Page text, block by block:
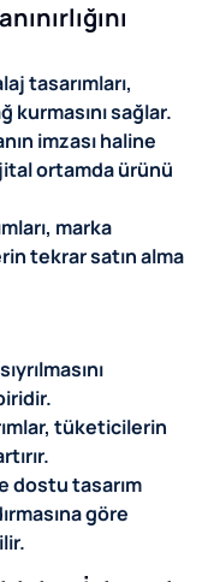
tasarımları,
sağlar.
imzası haline
ortamda ürünü
marka
tekrar satın alma
tüketicilerin
dostu tasarım
göre